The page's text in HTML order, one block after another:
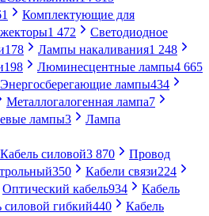
Комплектующие для
1 472
Светодиодное
178 Лампы накаливания1 248
198 Люминесцентные лампы4 665
Энергосберегающие лампы434
Металлогалогенная лампа7
лампы3
Лампа
Кабель силовой3 870
Провод
350 Кабели связи224
Оптический кабель934
Кабель
силовой гибкий440
Кабель